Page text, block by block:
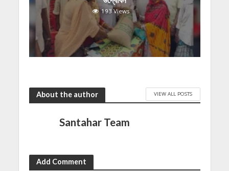
193 Views
About the author VIEW ALL POSTS
Santahar Team
Add Comment